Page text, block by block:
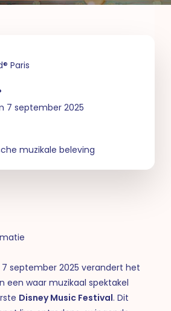
Paris
7 september 2025
muzikale beleving
september 2025 verandert het
een waar muzikaal spektakel
Disney Music Festival. Dit